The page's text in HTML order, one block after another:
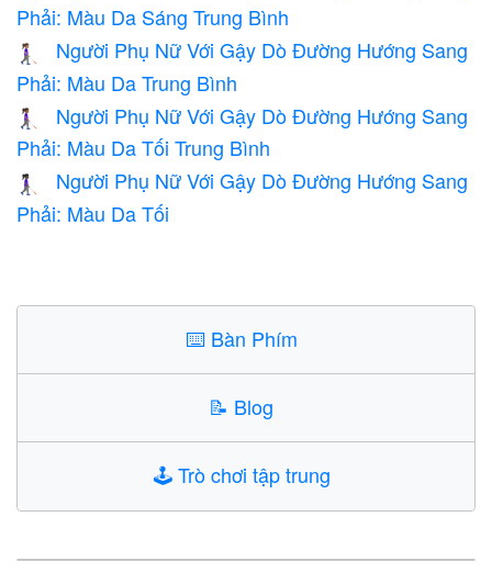
Phải: Màu Da Sáng Trung Bình
👩🏽‍🦯‍➡️
Người Phụ Nữ Với Gậy Dò Đường Hướng Sang
Phải: Màu Da Trung Bình
👩🏾‍🦯‍➡️
Người Phụ Nữ Với Gậy Dò Đường Hướng Sang
Phải: Màu Da Tối Trung Bình
👩🏿‍🦯‍➡️
Người Phụ Nữ Với Gậy Dò Đường Hướng Sang
Phải: Màu Da Tối
⌨️ Bàn Phím
📝 Blog
🕹️Trò chơi tập trung